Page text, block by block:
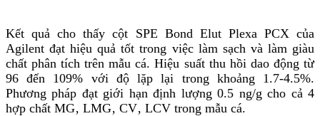
Kết quả cho thấy cột SPE Bond Elut Plexa PCX của
Agilent đạt hiệu quả tốt trong việc làm sạch và làm giàu
chất phân tích trên mẫu cá. Hiệu suất thu hồi dao động từ
96 đến 109% với độ lặp lại trong khoảng 1.7-4.5%.
Phương pháp đạt giới hạn định lượng 0.5 ng/g cho cả 4
hợp chất MG‚ LMG‚ CV‚ LCV trong mẫu cá.